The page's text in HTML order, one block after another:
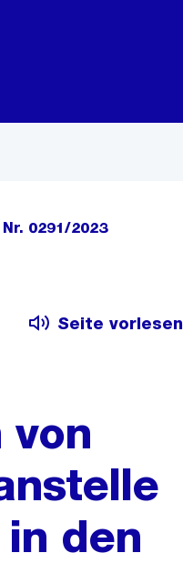
Nr. 0291/2023
Seite vorlesen
von
den